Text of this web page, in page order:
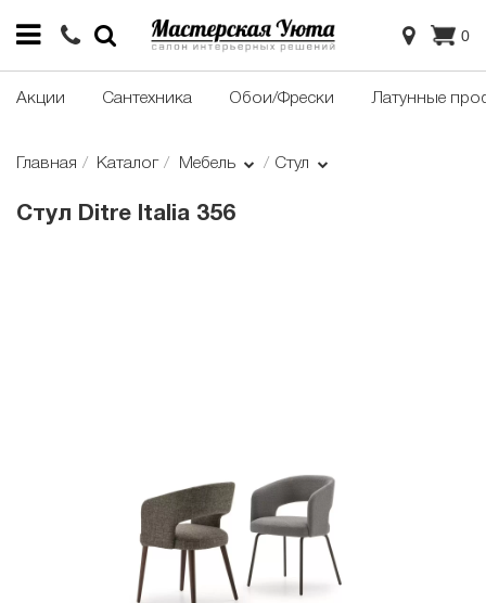
0
Акции Сантехника Обои/Фрески Латунные
Главная Каталог Мебель Стул
Стул Ditre Italia 356